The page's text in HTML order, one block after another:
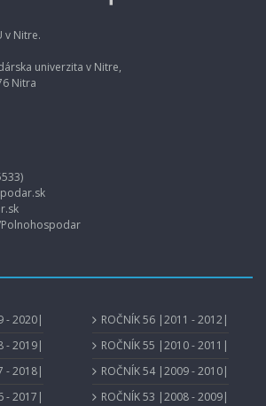
v Nitre.
univerzita v Nitre,
Nitra
- 2020|
- 2019|
- 2018|
- 2017|
ROČNÍK 56 |2011 - 2012|
ROČNÍK 55 |2010 - 2011|
ROČNÍK 54 |2009 - 2010|
ROČNÍK 53 |2008 - 2009|